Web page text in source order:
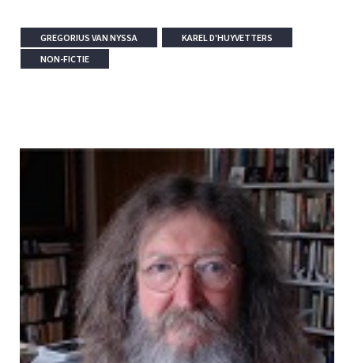
GREGORIUS VAN NYSSA
KAREL D'HUYVETTERS
NON-FICTIE